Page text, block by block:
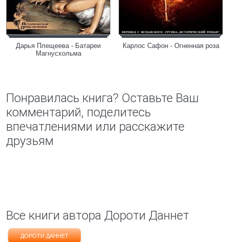
Дарья Плещеева - Батареи
Магнусхольма
Карлос Сафон - Огненная роза
Понравилась книга? Оставьте Ваш
комментарий, поделитесь
впечатлениями или расскажите
друзьям
Все книги автора Дороти Даннет
ДОРОТИ ДАННЕТ